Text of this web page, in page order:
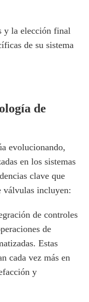
y la elección final
de su sistema
de
evolucionando,
en los sistemas
clave que
válvulas incluyen:
de controles
de
Estas
cada vez más en
y